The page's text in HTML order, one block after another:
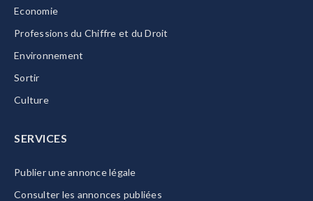
Economie
Professions du Chiffre et du Droit
Environnement
Sortir
Culture
SERVICES
Publier une annonce légale
Consulter les annonces publiées